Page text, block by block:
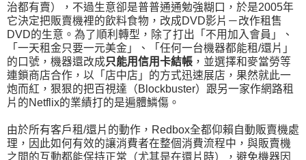
治都有賣），不過生意卻是普普通通勉強糊口，於是2005年
它決定把販賣機裡的飲料食物，改成DVD影片－改作租售
DVD的生意。為了順利轉型，除了打出「不用加入會員」、
「一天租金只要一元美金」、「任何一台機器都能租/還片」
的口號，機器還改成只能用信用卡結帳 ，並選擇和麥當勞等
連鎖商店合作，以「店中店」的方式迅速展店，果然就此一
炮而紅，狠狠的把百視達（Blockbuster）跟另一家作網路租
片的Netflix的業績打的是遍體鱗傷。
由於所有客戶租/還片的動作，Redbox全都仰賴自動販賣機處
理，因此如何有效的讓消費者在整個消費流程中，與販賣機
之間的互動都能保持正常（尤其是在還片時），避免機器因